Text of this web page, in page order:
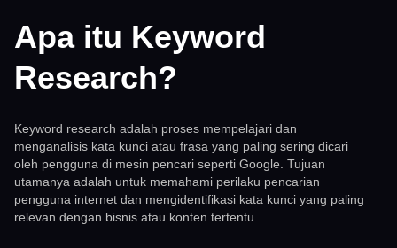
Apa itu Keyword
Research?
Keyword research adalah proses mempelajari dan
menganalisis kata kunci atau frasa yang paling sering dicari
oleh pengguna di mesin pencari seperti Google. Tujuan
utamanya adalah untuk memahami perilaku pencarian
pengguna internet dan mengidentifikasi kata kunci yang paling
relevan dengan bisnis atau konten tertentu.